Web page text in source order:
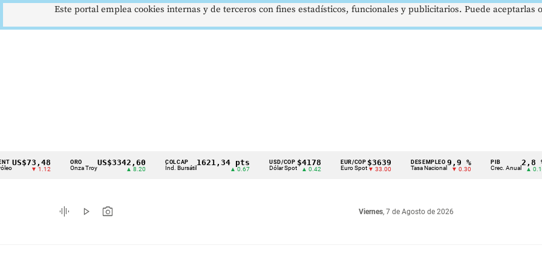
Cintillo
indicadores
económicos
▼ 1.12
ORO
Onza Troy
US$3342,60 COLCAP
Índ. Bursátil
1621,34 pts USD/COP
Dólar Spot
$4178
▲ 0.42
EUR/COP
Euro Spot
$3639
▼ 33.00
DESEMPLEO
Tasa Nacional
9,9 %
▼ 0.30
PIB
Crec. Anual
2,8 %
▲ 0.10
graphic_eq play_arrow photo_camera Viernes, 7 de Agosto de 2026
Este portal emplea cookies internas y de terceros con fines estadísticos, funcionales y publicitarios. Puede aceptarlas